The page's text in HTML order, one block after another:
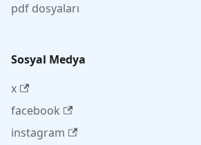
pdf dosyaları
Sosyal Medya
x
facebook
instagram